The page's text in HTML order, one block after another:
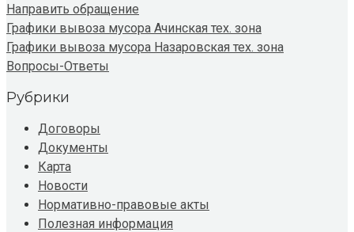
Направить обращение
Графики вывоза мусора Ачинская тех. зона
Графики вывоза мусора Назаровская тех. зона
Вопросы-Ответы
Рубрики
Договоры
Документы
Карта
Новости
Нормативно-правовые акты
Полезная информация